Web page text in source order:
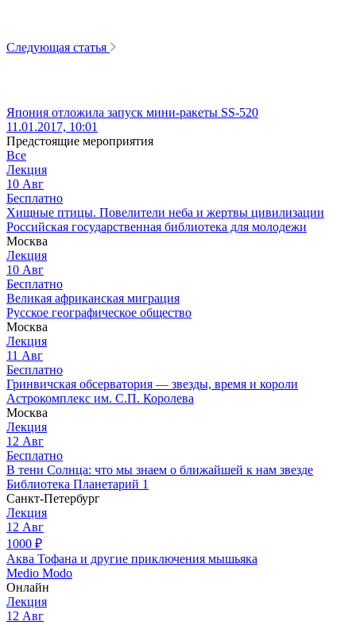
Следующая статья
Япония отложила запуск мини-ракеты SS-520
11.01.2017, 10:01
Предстоящие мероприятия
Все
Лекция
10 Авг
Бесплатно
Хищные птицы. Повелители неба и жертвы цивилизации
Российская государственная библиотека для молодежи
Москва
Лекция
10 Авг
Бесплатно
Великая африканская миграция
Русское географическое общество
Москва
Лекция
11 Авг
Бесплатно
Гринвичская обсерватория — звезды, время и короли
Астрокомплекс им. С.П. Королева
Москва
Лекция
12 Авг
Бесплатно
В тени Солнца: что мы знаем о ближайшей к нам звезде
Библиотека Планетарий 1
Санкт-Петербург
Лекция
12 Авг
1000 ₽
Аква Тофана и другие приключения мышьяка
Medio Modo
Онлайн
Лекция
12 Авг